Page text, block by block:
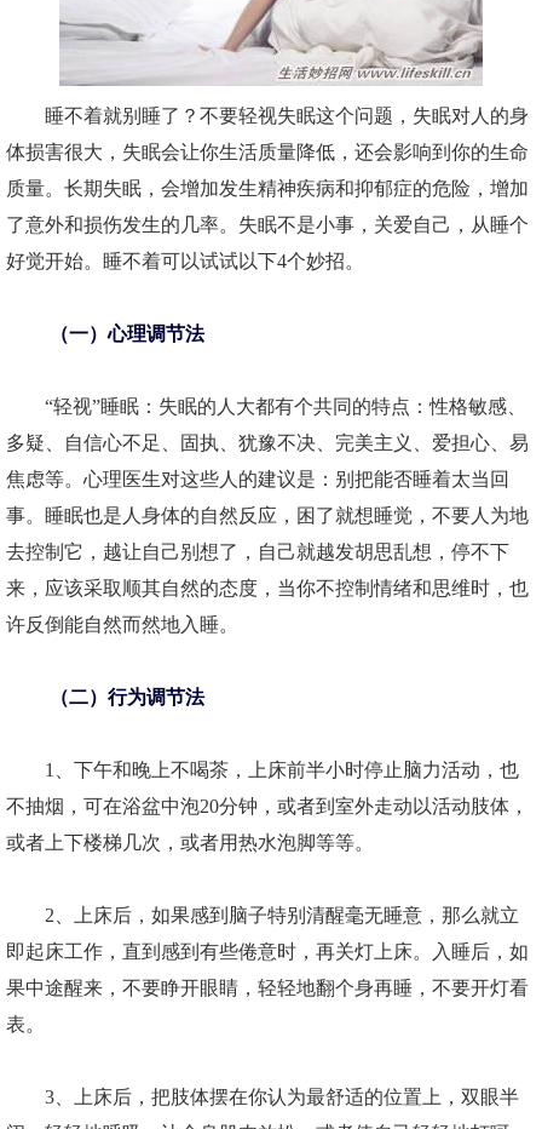
睡不着就别睡了？不要轻视失眠这个问题，失眠对人的身
体损害很大，失眠会让你生活质量降低，还会影响到你的生命
质量。长期失眠，会增加发生精神疾病和抑郁症的危险，增加
了意外和损伤发生的几率。失眠不是小事，关爱自己，从睡个
好觉开始。睡不着可以试试以下4个妙招。
（一）心理调节法
“轻视”睡眠：失眠的人大都有个共同的特点：性格敏感、
多疑、自信心不足、固执、犹豫不决、完美主义、爱担心、易
焦虑等。心理医生对这些人的建议是：别把能否睡着太当回
事。睡眠也是人身体的自然反应，困了就想睡觉，不要人为地
去控制它，越让自己别想了，自己就越发胡思乱想，停不下
来，应该采取顺其自然的态度，当你不控制情绪和思维时，也
许反倒能自然而然地入睡。
（二）行为调节法
1、下午和晚上不喝茶，上床前半小时停止脑力活动，也
不抽烟，可在浴盆中泡20分钟，或者到室外走动以活动肢体，
或者上下楼梯几次，或者用热水泡脚等等。
2、上床后，如果感到脑子特别清醒毫无睡意，那么就立
即起床工作，直到感到有些倦意时，再关灯上床。入睡后，如
果中途醒来，不要睁开眼睛，轻轻地翻个身再睡，不要开灯看
表。
3、上床后，把肢体摆在你认为最舒适的位置上，双眼半